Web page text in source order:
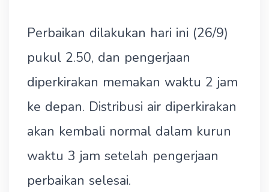
Perbaikan dilakukan hari ini (26/9)
pukul 2.50, dan pengerjaan
diperkirakan memakan waktu 2 jam
ke depan. Distribusi air diperkirakan
akan kembali normal dalam kurun
waktu 3 jam setelah pengerjaan
perbaikan selesai.